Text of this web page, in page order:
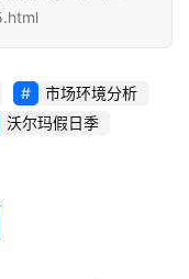
市场环境分析
沃尔玛假日季